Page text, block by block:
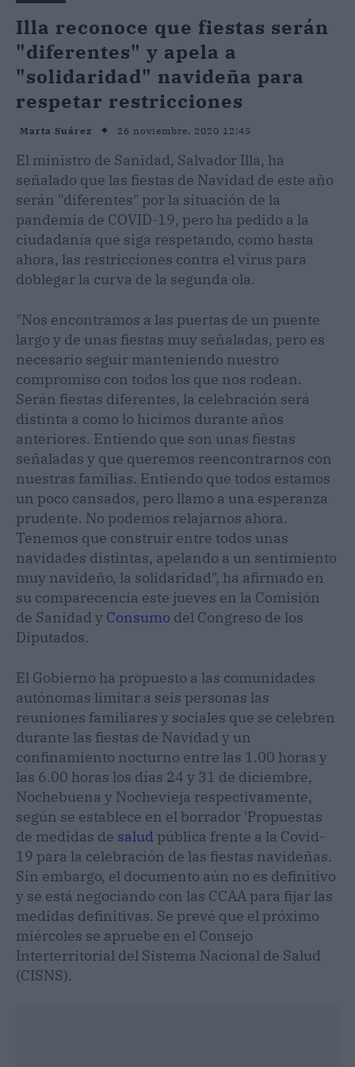
Illa reconoce que fiestas serán
"diferentes" y apela a
"solidaridad" navideña para
respetar restricciones
Marta Suárez 26 noviembre, 2020 12:45
El ministro de Sanidad, Salvador Illa, ha
señalado que las fiestas de Navidad de este año
serán "diferentes" por la situación de la
pandemia de COVID-19, pero ha pedido a la
ciudadanía que siga respetando, como hasta
ahora, las restricciones contra el virus para
doblegar la curva de la segunda ola.
"Nos encontramos a las puertas de un puente
largo y de unas fiestas muy señaladas, pero es
necesario seguir manteniendo nuestro
compromiso con todos los que nos rodean.
Serán fiestas diferentes, la celebración será
distinta a como lo hicimos durante años
anteriores. Entiendo que son unas fiestas
señaladas y que queremos reencontrarnos con
nuestras familias. Entiendo que todos estamos
un poco cansados, pero llamo a una esperanza
prudente. No podemos relajarnos ahora.
Tenemos que construir entre todos unas
navidades distintas, apelando a un sentimiento
muy navideño, la solidaridad", ha afirmado en
su comparecencia este jueves en la Comisión
de Sanidad y Consumo del Congreso de los
Diputados.
El Gobierno ha propuesto a las comunidades
autónomas limitar a seis personas las
reuniones familiares y sociales que se celebren
durante las fiestas de Navidad y un
confinamiento nocturno entre las 1.00 horas y
las 6.00 horas los días 24 y 31 de diciembre,
Nochebuena y Nochevieja respectivamente,
según se establece en el borrador 'Propuestas
de medidas de salud pública frente a la Covid-
19 para la celebración de las fiestas navideñas.
Sin embargo, el documento aún no es definitivo
y se está negociando con las CCAA para fijar las
medidas definitivas. Se prevé que el próximo
miércoles se apruebe en el Consejo
Interterritorial del Sistema Nacional de Salud
(CISNS).